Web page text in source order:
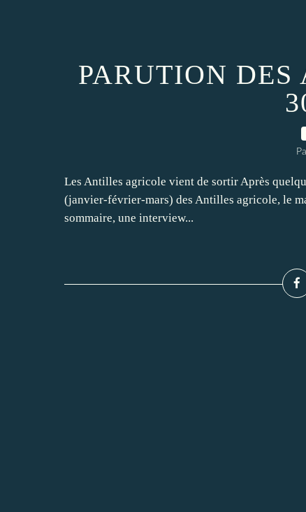
PARUTION
Les Antilles agricole vient de sortir Après
(janvier-février-mars) des Antilles agricole, le
sommaire, une interview...